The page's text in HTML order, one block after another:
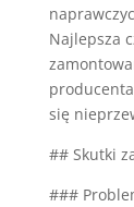
Najlepsza
się
## Skutki
###